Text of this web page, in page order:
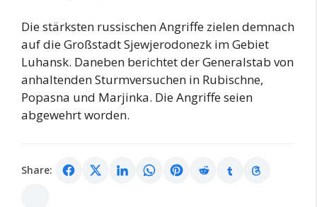
Die stärksten russischen Angriffe zielen demnach
auf die Großstadt Sjewjerodonezk im Gebiet
Luhansk. Daneben berichtet der Generalstab von
anhaltenden Sturmversuchen in Rubischne,
Popasna und Marjinka. Die Angriffe seien
abgewehrt worden.
Share: